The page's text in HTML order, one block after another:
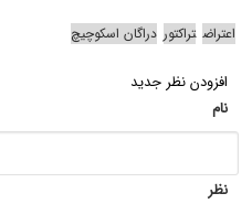
اعتراض تراکتور دراگان اسکوچیچ
افزودن نظر جدید
نام
نظر